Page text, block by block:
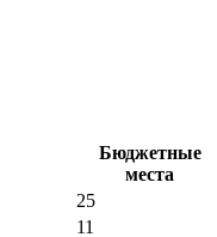
Бюджетные
места
25
11